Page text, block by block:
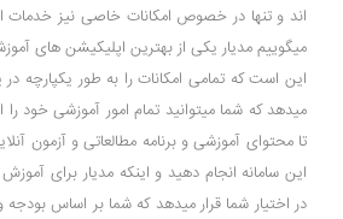
اند و تنها در خصوص امکانات خاصی نیز خدمات
میگوییم مدیار یکی از بهترین اپلیکیشن های
این است که تمامی امکانات را به طور یکپارچه
میدهد که شما میتوانید تمام امور آموزشی خود
تا محتوای آموزشی و برنامه مطالعاتی و آزمون
این سامانه انجام دهید و اینکه مدیار برای
در اختیار شما قرار میدهد که شما بر اساس بودجه